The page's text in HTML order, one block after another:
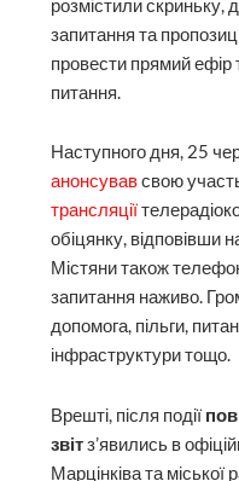
розмістили скриньку,
запитання та
провести прямий ефір
питання.
Наступного дня, 25
анонсувавсвою
трансляції
обіцянку, відповівши
Містяни також
запитання наживо.
допомога, пільги,
інфраструктури тощо.
Врешті, після події
звітз’явились в
Марцінківа та